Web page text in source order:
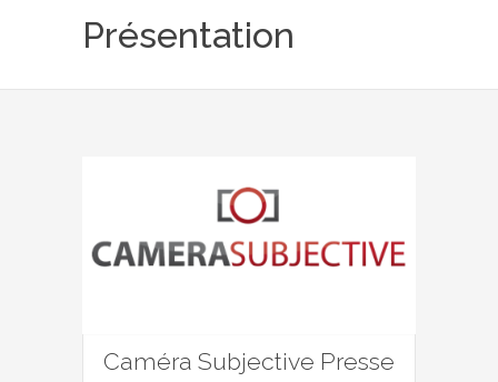
Présentation
Caméra Subjective Presse